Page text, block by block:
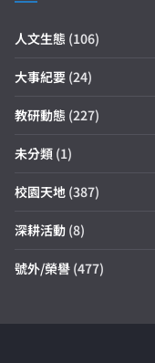
人文生態 (106)
大事紀要 (24)
教研動態 (227)
未分類 (1)
校園天地 (387)
深耕活動 (8)
號外/榮譽 (477)